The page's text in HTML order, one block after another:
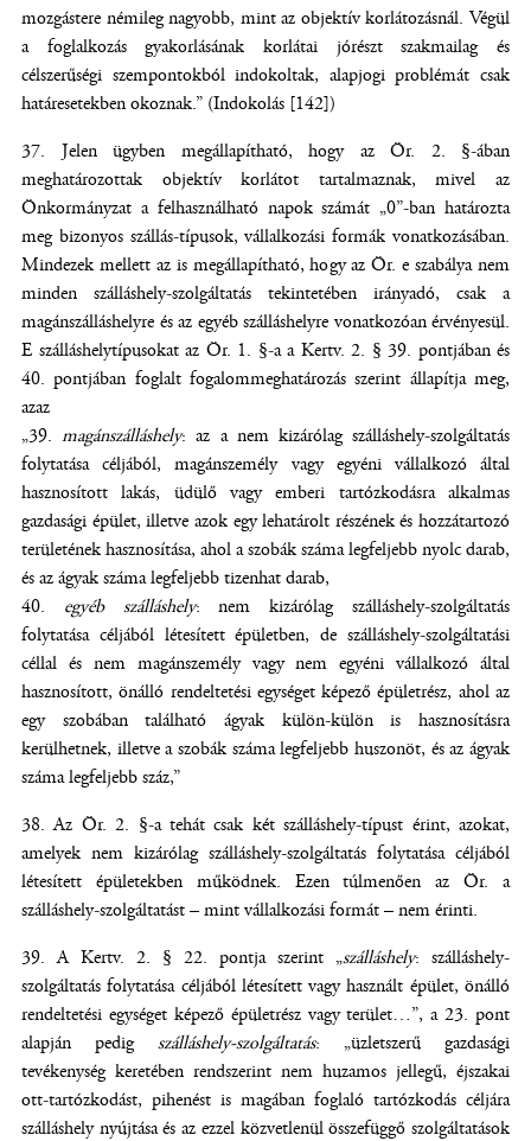
mozgástere némileg nagyobb, mint az objektív korlátozásnál. Végül
a foglalkozás gyakorlásának korlátai jórészt szakmailag és
célszerűségi szempontokból indokoltak, alapjogi problémát csak
határesetekben okoznak.” (Indokolás [142])
Jelen ügyben megállapítható, hogy az Ör. 2. §-ában
meghatározottak objektív korlátot tartalmaznak, mivel az
Önkormányzat a felhasználható napok számát „0”-ban határozta
meg bizonyos szállás-típusok, vállalkozási formák vonatkozásában.
Mindezek mellett az is megállapítható, hogy az Ör. e szabálya nem
minden szálláshely-szolgáltatás tekintetében irányadó, csak a
magánszálláshelyre és az egyéb szálláshelyre vonatkozóan érvényesül.
E szálláshelytípusokat az Ör. 1. §-a a Kertv. 2. § 39. pontjában és
40. pontjában foglalt fogalommeghatározás szerint állapítja meg,
azaz
„39.magánszálláshely: az a nem kizárólag szálláshely-szolgáltatás
folytatása céljából, magánszemély vagy egyéni vállalkozó által
hasznosított lakás, üdülő vagy emberi tartózkodásra alkalmas
gazdasági épület, illetve azok egy lehatárolt részének és hozzátartozó
területének hasznosítása, ahol a szobák száma legfeljebb nyolc darab,
és az ágyak száma legfeljebb tizenhat darab,
40. egyéb szálláshely: nem kizárólag szálláshely-szolgáltatás
folytatása céljából létesített épületben, de szálláshely-szolgáltatási
céllal és nem magánszemély vagy nem egyéni vállalkozó által
hasznosított, önálló rendeltetési egységet képező épületrész, ahol az
egy szobában található ágyak külön-külön is hasznosításra
kerülhetnek, illetve a szobák száma legfeljebb huszonöt, és az ágyak
száma legfeljebb száz,”
Az Ör. 2. §-a tehát csak két szálláshely-típust érint, azokat,
amelyek nem kizárólag szálláshely-szolgáltatás folytatása céljából
létesített épületekben működnek. Ezen túlmenően az Ör. a
szálláshely-szolgáltatást – mint vállalkozási formát – nem érinti.
A Kertv. 2. § 22. pontja szerint „szálláshely: szálláshely-
szolgáltatás folytatása céljából létesített vagy használt épület, önálló
rendeltetési egységet képező épületrész vagy terület…”, a 23. pont
alapján pedig szálláshely-szolgáltatás: „üzletszerű gazdasági
tevékenység keretében rendszerint nem huzamos jellegű, éjszakai
ott-tartózkodást, pihenést is magában foglaló tartózkodás céljára
szálláshely nyújtása és az ezzel közvetlenül összefüggő szolgáltatások